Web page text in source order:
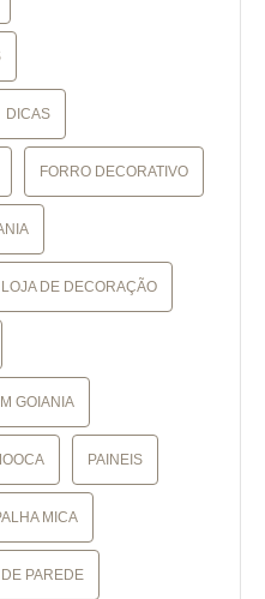
DICAS
FORRO DECORATIVO
LOJA DE DECORAÇÃO
GOIANIA
PAINEIS
MICA
PAREDE